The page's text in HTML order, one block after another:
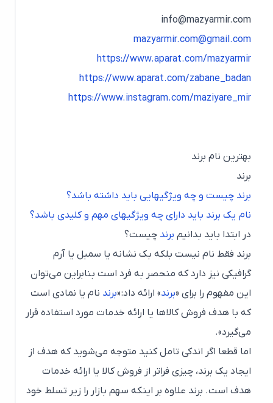
info@mazyarmir.com
mazyarmir.com@gmail.com
https://www.aparat.com/mazyarmir
https://www.aparat.com/zabane_badan
https://www.instagram.com/maziyare_mir
بهترین نام برند
برند چیست و چه ویژگیهایی باید داشته باشد؟
نام یک برند باید دارای چه ویژگیهای مهم و کلیدی باشد؟
در ابتدا باید بدانیمبرندچیست؟
برند فقط نام نیست بلکه بک نشانه یا سمبل یا آرم
گرافیکی نیز دارد که منحصر به فرد است بنابراین می‌توان
این مفهوم را برای «برند » ارائه داد: « برندنام یا نمادی است
که با هدف فروش کالاها یا ارائه خدمات مورد استفاده قرار
می‌گیرد».
اما قطعا اگر اندکی تامل کنید متوجه می‌شوید که هدف از
ایجاد یک برند، چیزی فراتر از فروش کالا یا ارائه خدمات
هدف است. برند علاوه بر اینکه سهم بازار را زیر تسلط خود